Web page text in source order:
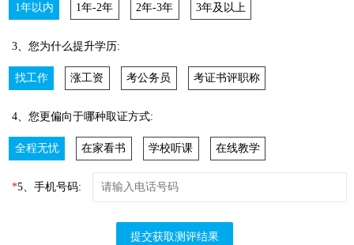
1年以内 1年-2年 2年-3年 3年及以上
3、您为什么提升学历:
找工作 涨工资 考公务员 考证书评职称
4、您更偏向于哪种取证方式:
全程无忧 在家看书 学校听课 在线教学
*5、手机号码:
提交获取测评结果